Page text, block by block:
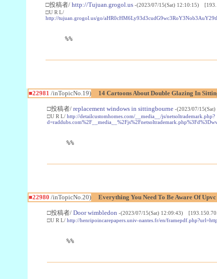
□投稿者/ http://Tujuan.grogol.us -(2023/07/15(Sat) 12:10:15)
□U R L/
http://tujuan.grogol.us/go/
%%
■22981 /inTopicNo.19) 14 Cartoons About Double Glazing In
□投稿者/ replacement windows in sittingbourne -(2023/07/
□U R L/ http://detailcustomhomes.com/__media__/js/netsoltrademark.php?
%%
■22980 /inTopicNo.20) Everything You Need To Be Aware Of
□投稿者/ Door wimbledon -(2023/07/15(Sat) 12:09:43)
□U R L/ http://henripoincarepapers.univ-nantes.fr/en/
%%